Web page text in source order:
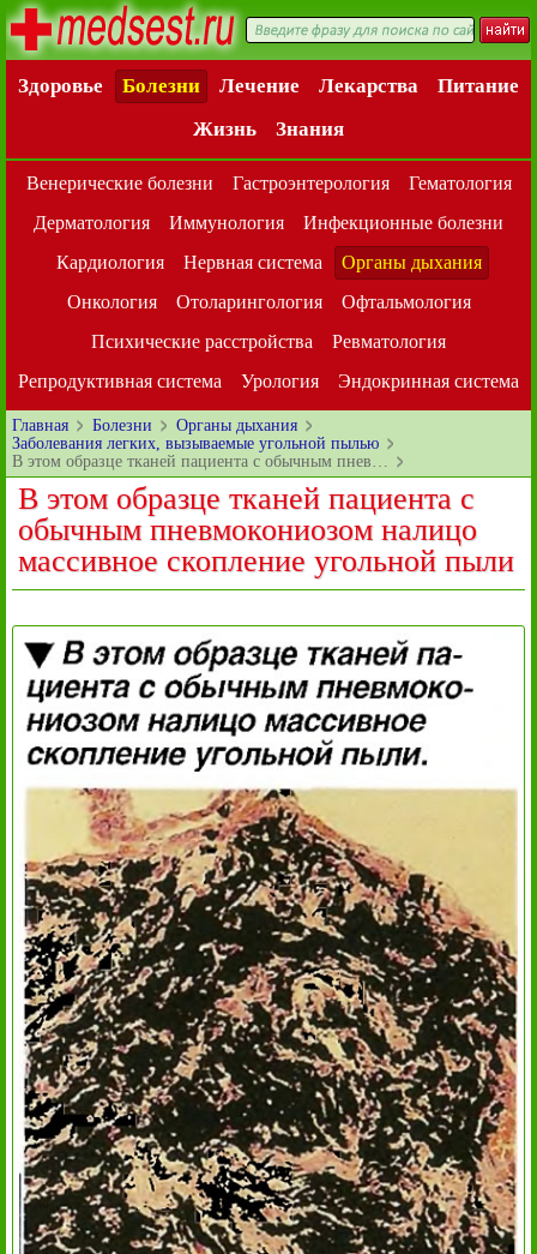
Здоровье Болезни Лечение Лекарства
Питание
Жизнь
Знания
Венерические болезни Гастроэнтерология
Гематология
Дерматология
Иммунология
Инфекционные болезни
Кардиология
Нервная система
Органы дыхания
Онкология
Отоларингология
Офтальмология
Психические расстройства
Ревматология
Репродуктивная система
Урология Эндокринная система
Главная Болезни
Органы дыхания
Заболевания легких, вызываемые угольной пылью
В этом образце тканей пациента с обычным пнев…
В этом образце тканей пациента с
обычным пневмокониозом налицо
массивное скопление угольной пыли